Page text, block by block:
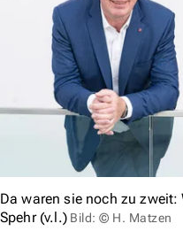
Da waren sie noch zu
Spehr (v.l.) Bild: © H. Matzen